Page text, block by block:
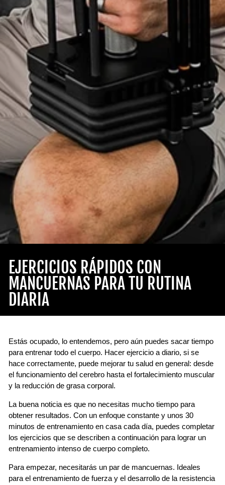
EJERCICIOS RÁPIDOS CON
MANCUERNAS PARA TU RUTINA
DIARIA
Estás ocupado, lo entendemos, pero aún puedes sacar tiempo
para entrenar todo el cuerpo. Hacer ejercicio a diario, si se
hace correctamente, puede mejorar tu salud en general: desde
el funcionamiento del cerebro hasta el fortalecimiento muscular
y la reducción de grasa corporal.
La buena noticia es que no necesitas mucho tiempo para
obtener resultados. Con un enfoque constante y unos 30
minutos de entrenamiento en casa cada día, puedes completar
los ejercicios que se describen a continuación para lograr un
entrenamiento intenso de cuerpo completo.
Para empezar, necesitarás un par de mancuernas. Ideales
para el entrenamiento de fuerza y ​​el desarrollo de la resistencia